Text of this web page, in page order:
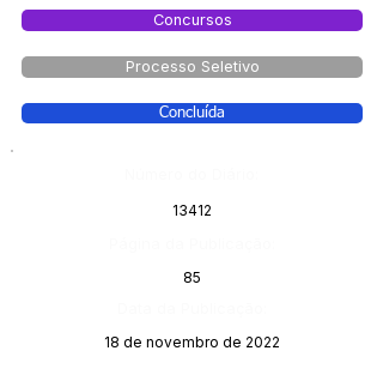
Concursos
Processo Seletivo
Concluída
13412
85
18 de novembro de 2022